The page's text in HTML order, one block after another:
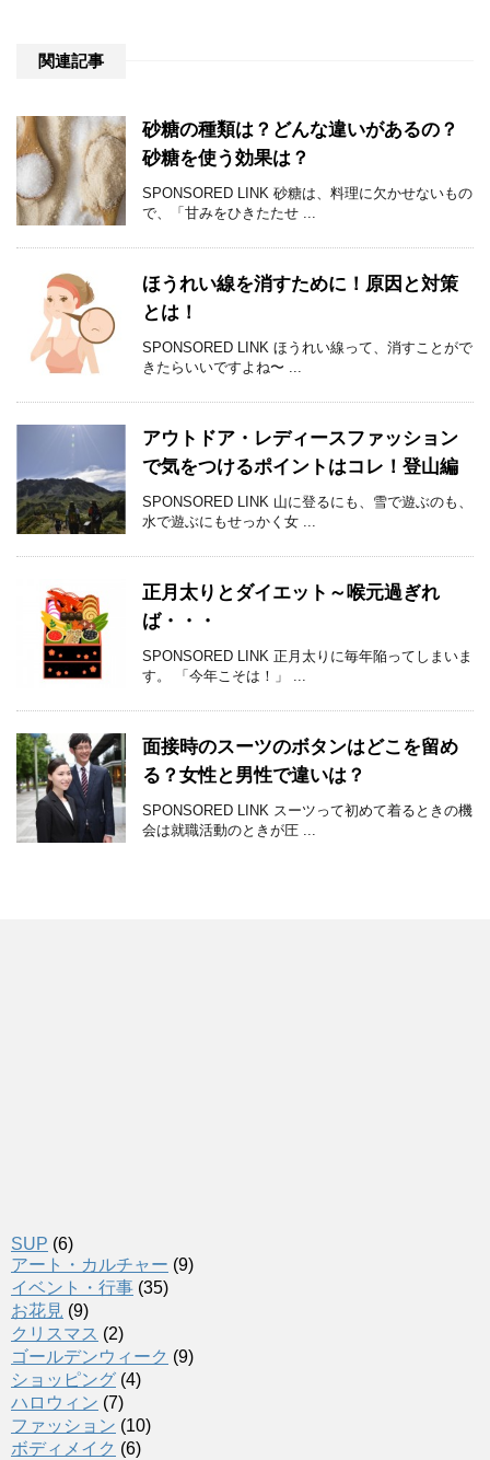
関連記事
砂糖の種類は？どんな違いがあるの？
砂糖を使う効果は？
SPONSORED LINK 砂糖は、料理に欠かせないもの
で、「甘みをひきたたせ ...
ほうれい線を消すために！原因と対策
とは！
SPONSORED LINK ほうれい線って、消すことがで
きたらいいですよね〜 ...
アウトドア・レディースファッション
で気をつけるポイントはコレ！登山編
SPONSORED LINK 山に登るにも、雪で遊ぶのも、
水で遊ぶにもせっかく女 ...
正月太りとダイエット～喉元過ぎれ
ば・・・
SPONSORED LINK 正月太りに毎年陥ってしまいま
す。 「今年こそは！」 ...
面接時のスーツのボタンはどこを留め
る？女性と男性で違いは？
SPONSORED LINK スーツって初めて着るときの機
会は就職活動のときが圧 ...
SUP (6)
アート・カルチャー (9)
イベント・行事 (35)
お花見 (9)
クリスマス (2)
ゴールデンウィーク (9)
ショッピング (4)
ハロウィン (7)
ファッション (10)
ボディメイク (6)